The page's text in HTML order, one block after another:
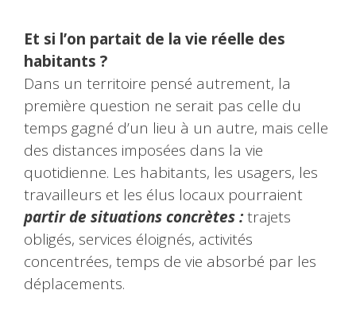
Et si l’on partait de la vie réelle des
habitants ?
Dans un territoire pensé autrement, la
première question ne serait pas celle du
temps gagné d’un lieu à un autre, mais celle
des distances imposées dans la vie
quotidienne. Les habitants, les usagers, les
travailleurs et les élus locaux pourraient
partir de situations concrètes :trajets
obligés, services éloignés, activités
concentrées, temps de vie absorbé par les
déplacements.